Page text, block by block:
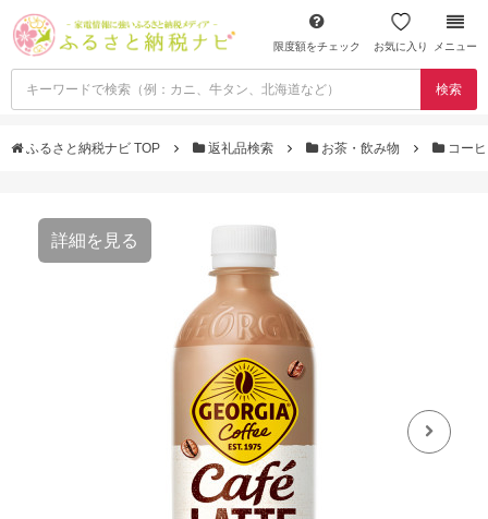
限度額をチェック お気に入り メニュー
検索
ふるさと納税ナビ TOP 返礼品検索 お茶・飲み物 コー
詳細を見る